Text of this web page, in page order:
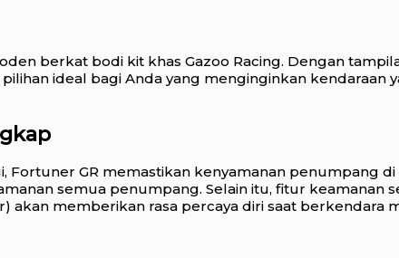
berkat bodi kit khas Gazoo Racing. Dengan
ideal bagi Anda yang menginginkan kendaraan
GR memastikan kenyamanan penumpang
semua penumpang. Selain itu, fitur keamanan
akan memberikan rasa percaya diri saat berkendara